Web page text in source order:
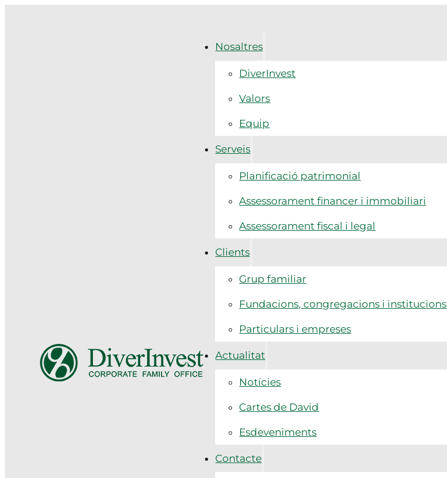
Nosaltres
DiverInvest
Valors
Equip
Serveis
Planificació patrimonial
Assessorament financer i immobiliari
Assessorament fiscal i legal
Clients
Grup familiar
Fundacions, congregacions i institucions
Particulars i empreses
Actualitat
Notícies
Cartes de David
Esdeveniments
Contacte